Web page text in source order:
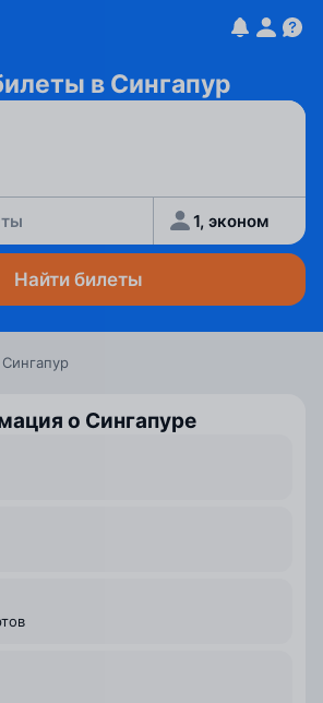
в Сингапур
1, эконом
Найти билеты
Сингапур
о Сингапуре